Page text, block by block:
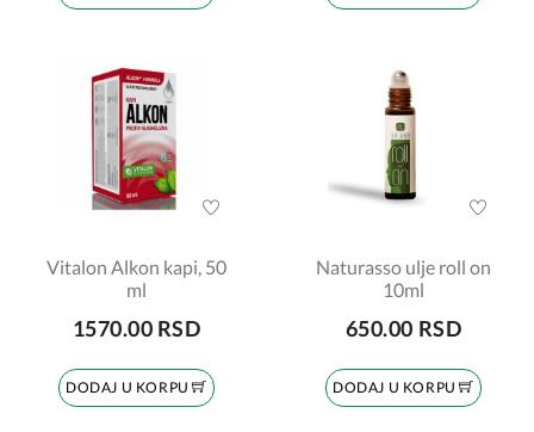
Vitalon Alkon kapi, 50
ml
1570.00 RSD
DODAJ U KORPU
Naturasso ulje roll on
10ml
650.00 RSD
DODAJ U KORPU